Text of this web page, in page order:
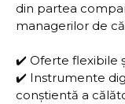
din partea
managerilor de
✔️ Oferte flexibile
✔️ Instrumente
conștientă a